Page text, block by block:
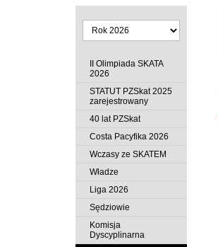
II Olimpiada SKATA
2026
STATUT PZSkat 2025
zarejestrowany
40 lat PZSkat
Costa Pacyfika 2026
Wczasy ze SKATEM
Władze
Liga 2026
Sędziowie
Komisja
Dyscyplinarna